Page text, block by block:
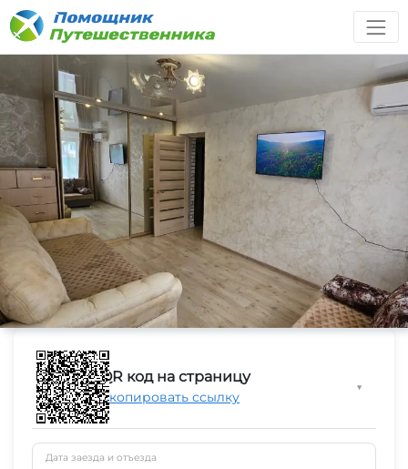
QR код на страницу
Скопировать ссылку
▼
Дата заезда и отъезда